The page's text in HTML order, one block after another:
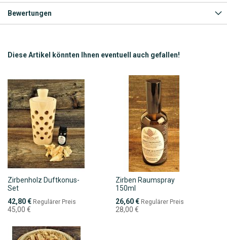
Bewertungen
Diese Artikel könnten Ihnen eventuell auch gefallen!
Zirbenholz Duftkonus-
Set
Sonderpreis
42,80 € Regulärer Preis
45,00 €
Zirben Raumspray
150ml
Sonderpreis
26,60 € Regulärer Preis
28,00 €